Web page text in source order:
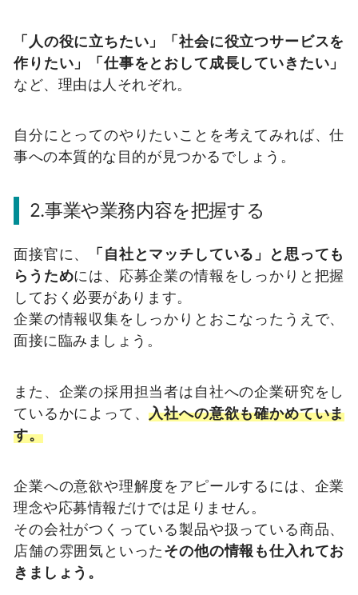
「人の役に立ちたい」「社会に役立つサービスを
作りたい」「仕事をとおして成長していきたい」
など、理由は人それぞれ。
自分にとってのやりたいことを考えてみれば、仕
事への本質的な目的が見つかるでしょう。
2.事業や業務内容を把握する
面接官に、
「自社とマッチしている」と思っても
らうためには、応募企業の情報をしっかりと把握
しておく必要があります。
企業の情報収集をしっかりとおこなったうえで、
面接に臨みましょう。
また、企業の採用担当者は自社への企業研究をし
ているかによって、入社への意欲も確かめていま
す。
企業への意欲や理解度をアピールするには、企業
理念や応募情報だけでは足りません。
その会社がつくっている製品や扱っている商品、
店舗の雰囲気といったその他の情報も仕入れてお
きましょう。